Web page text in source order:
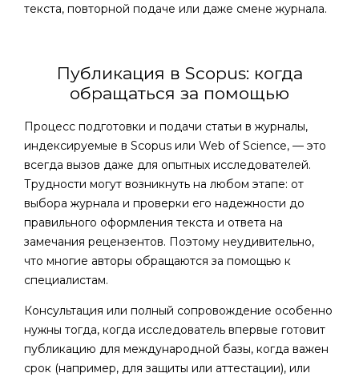
текста, повторной подаче или даже смене журнала.
Публикация в Scopus: когда
обращаться за помощью
Процесс подготовки и подачи статьи в журналы,
индексируемые в Scopus или Web of Science, — это
всегда вызов даже для опытных исследователей.
Трудности могут возникнуть на любом этапе: от
выбора журнала и проверки его надежности до
правильного оформления текста и ответа на
замечания рецензентов. Поэтому неудивительно,
что многие авторы обращаются за помощью к
специалистам.
Консультация или полный сопровождение особенно
нужны тогда, когда исследователь впервые готовит
публикацию для международной базы, когда важен
срок (например, для защиты или аттестации), или